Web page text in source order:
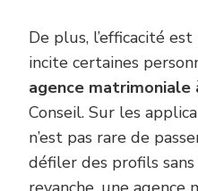
De plus, l’efficacité
incite certaines
agence matrimoniale
Conseil. Sur les
n’est pas rare de
défiler des profils